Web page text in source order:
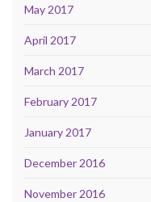
May 2017
April 2017
March 2017
February 2017
January 2017
December 2016
November 2016